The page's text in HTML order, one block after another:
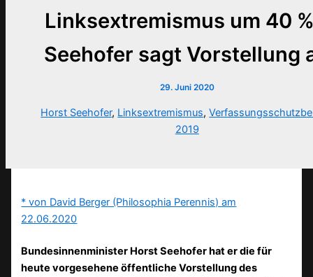
Linksextremismus um 40
Seehofer sagt Vorstellung
29. Juni 2020
Horst Seehofer, Linksextremismus,
2019
* von David Berger (Philosophia Perennis) am
22.06.2020
Bundesinnenminister Horst Seehofer hat er die für
heute vorgesehene öffentliche Vorstellung des